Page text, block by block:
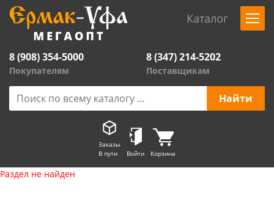
Каталог
8 (908) 354-5000
Покупателям
8 (347) 214-5202
Поставщикам
Заказы
В пути
Войти Корзина
Раздел не найден